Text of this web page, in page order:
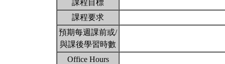
課程目標
課程要求
預期每週課前或/
與課後學習時數
Office Hours